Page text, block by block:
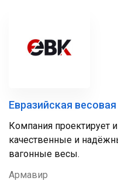
Евразийская
Компания проектирует
качественные и
вагонные весы.
Армавир